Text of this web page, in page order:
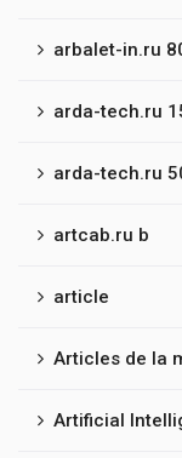
arbalet-in.ru
arda-tech.ru
arda-tech.ru
artcab.ru b
article
Articles de la
Artificial